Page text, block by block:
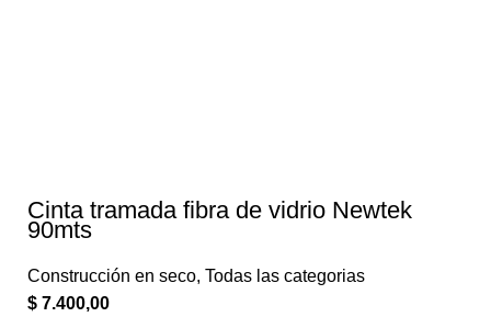
Cinta tramada fibra de vidrio Newtek
90mts
Construcción en seco, Todas las categorias
$ 7.400,00